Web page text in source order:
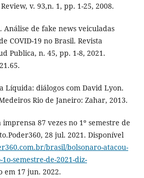
v. 93,n. 1, pp. 1-25, 2008.
Análise de fake news veiculadas
COVID-19 no Brasil. Revista
Publica, n. 45, pp. 1-8, 2021.
Líquida: diálogos com David Lyon.
Rio de Janeiro: Zahar, 2013.
imprensa 87 vezes no 1º semestre de
28 jul. 2021. Disponível
brasil/bolsonaro-atacou-
semestre-de-2021-diz-
em 17 jun. 2022.